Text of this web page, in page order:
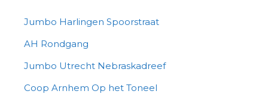
Jumbo Harlingen Spoorstraat
AH Rondgang
Jumbo Utrecht Nebraskadreef
Coop Arnhem Op het Toneel